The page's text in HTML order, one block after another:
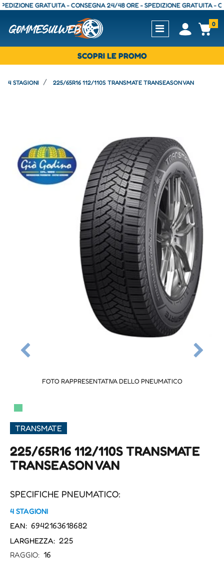
GRATUITA - CONSEGNA 24/48 ORE - SPEDIZIONE GRATUITA -
Open0
SCOPRI LE PROMO
4 STAGIONI 225/65R16 112/110S TRANSMATE TRANSEASON VAN
FOTO RAPPRESENTATIVA DELLO PNEUMATICO
▀
TRANSMATE
225/65R16 112/110S TRANSMATE
TRANSEASON VAN
SPECIFICHE PNEUMATICO:
4 STAGIONI
EAN: 6942163618682
LARGHEZZA: 225
RAGGIO: 16